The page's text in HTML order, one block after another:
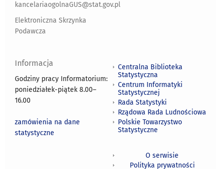
kancelariaogolnaGUS@stat.gov.pl
Elektroniczna Skrzynka
Podawcza
Informacja
Godziny pracy Informatorium:
poniedziałek-piątek 8.00–
16.00
zamówienia na dane
statystyczne
Centralna Biblioteka
Statystyczna
Centrum Informatyki
Statystycznej
Rada Statystyki
Rządowa Rada Ludnościowa
Polskie Towarzystwo
Statystyczne
O serwisie
Polityka prywatności